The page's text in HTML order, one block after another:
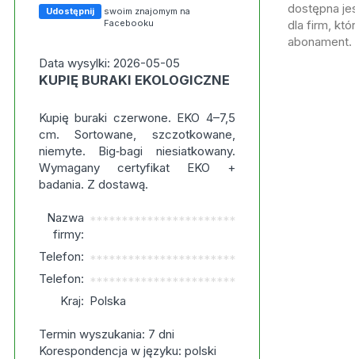
Udostępnij
swoim znajomym na
Facebooku
Data wysylki: 2026-05-05
KUPIĘ BURAKI EKOLOGICZNE
Kupię buraki czerwone. EKO 4–7,5
cm. Sortowane, szczotkowane,
niemyte. Big‑bagi niesiatkowany.
Wymagany certyfikat EKO +
badania. Z dostawą.
Nazwa
firmy:
***********************
Telefon: ***********************
Telefon: ***********************
Kraj: Polska
Termin wyszukania: 7 dni
Korespondencja w języku: polski
dostępna
dla firm,
abonament.